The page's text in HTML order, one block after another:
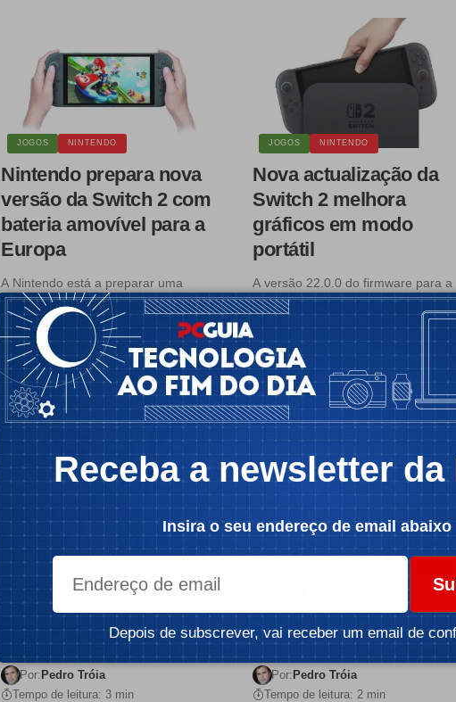
JOGOS NINTENDO
Nintendo prepara nova
versão da Switch 2 com
bateria amovível para a
Europa
A Nintendo está a preparar uma
alteração de hardware exclusiva para
a…
Por:Pedro Tróia
Tempo de leitura: 6 min
JOGOS NINTENDO
Nova actualização da
Switch 2 melhora
gráficos em modo
portátil
A versão 22.0.0 do firmware para a
Nintendo Switch 2 introduz o…
Pedro Tróia
Tempo de leitura: 4 min
JOGOS NINTENDO
Nintendo vende mais de
10 milhões de consolas
Switch 2 em 4 meses
Switch 2 desempenharam um papel…
Por: Pedro Tróia
Tempo de leitura: 3 min
Como corrigir o
indicador de bateria da
2 pode não ser tão…
Por: Pedro Tróia
Tempo de leitura: 2 min
Receba a newsletter da
Insira o seu endereço de email abaixo
Depois de subscrever, vai receber um email de